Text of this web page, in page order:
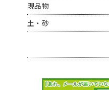
現品物
土・砂